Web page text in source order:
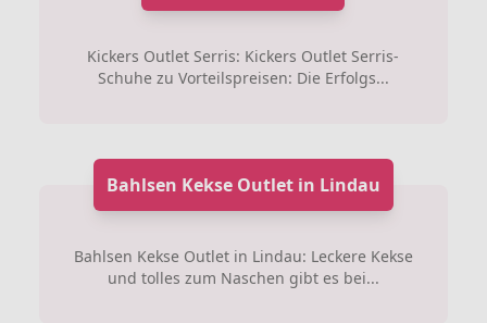
Kickers Outlet Serris: Kickers Outlet Serris-
Schuhe zu Vorteilspreisen: Die Erfolgs...
Bahlsen Kekse Outlet in Lindau
Bahlsen Kekse Outlet in Lindau: Leckere Kekse
und tolles zum Naschen gibt es bei...